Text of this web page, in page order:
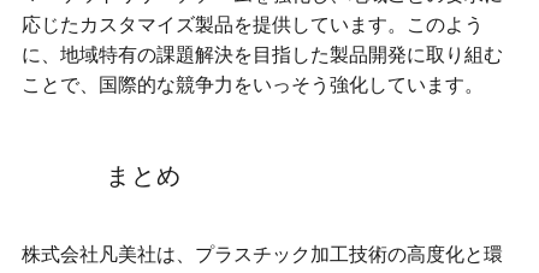
応じたカスタマイズ製品を提供しています。このよう
に、地域特有の課題解決を目指した製品開発に取り組む
ことで、国際的な競争力をいっそう強化しています。
まとめ
株式会社凡美社は、プラスチック加工技術の高度化と環